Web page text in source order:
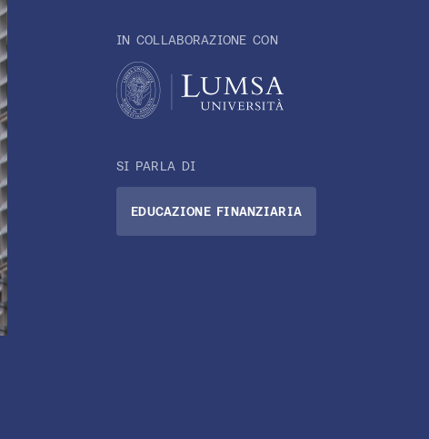
IN COLLABORAZIONE CON
SI PARLA DI
EDUCAZIONE FINANZIARIA